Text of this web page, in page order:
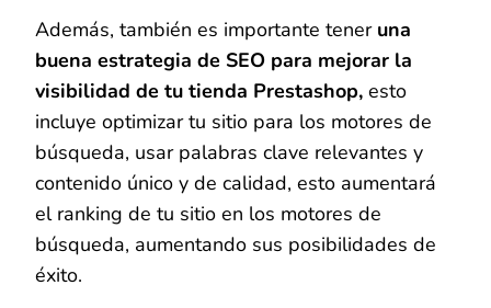
Además, también es importante tener una
buena estrategia de SEO para mejorar la
visibilidad de tu tienda Prestashop, esto
incluye optimizar tu sitio para los motores de
búsqueda, usar palabras clave relevantes y
contenido único y de calidad, esto aumentará
el ranking de tu sitio en los motores de
búsqueda, aumentando sus posibilidades de
éxito.